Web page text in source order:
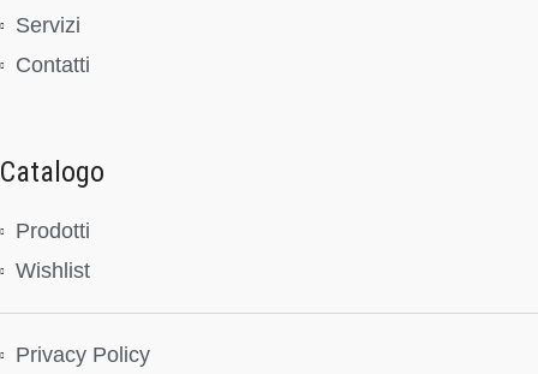
Servizi
Contatti
Catalogo
Prodotti
Wishlist
Privacy Policy